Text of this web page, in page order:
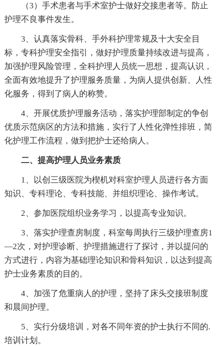
（3）手术患者与手术室护士做好交接患者等。防止
护理不良事件发生。
3、认真落实骨科、手外科护理常规及十大安全目
标，专科护理安全指引，做好护理质量持续改进与提高，
加强护理风险管理，全科护理人员统一思想，提高认识，
全面有效地提升了护理服务质量，为病人提供创新、人性
化服务，得到了病人的称赞。
4、开展优质护理服务活动，落实护理部制定的争创
优质示范病区的方法和措施，实行了人性化弹性排班，简
化护理工作流程，做到把护士还给病人。
二、提高护理人员业务素质
1、以创三级医院为楔机对科室护理人员进行各方面
知识、专科理论、专科技能、并组织理论、操作考试。
2、参加医院组织业务学习，以提高专业知识。
3、落实护理查房制度，科室每周执行三级护理查房1
—2次，对护理诊断、护理措施进行了探讨，并以提问的
方式进行，内容为基础理论知识和骨科知识，以达到提高
护士业务素质的目的。
4、加强了危重病人的护理，坚持了床头交接班制度
和晨间护理。
5、实行分级培训，对各不同年资的护士执行不同的.
培训计划。